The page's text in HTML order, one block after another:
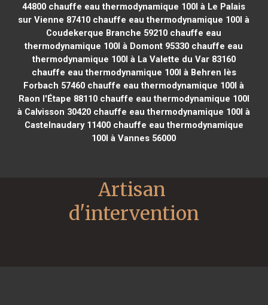
44800 chauffe eau thermodynamique 100l à Le Palais
sur Vienne 87410 chauffe eau thermodynamique 100l à
Coudekerque Branche 59210 chauffe eau
thermodynamique 100l à Domont 95330 chauffe eau
thermodynamique 100l à La Valette du Var 83160
chauffe eau thermodynamique 100l à Behren lès
Forbach 57460 chauffe eau thermodynamique 100l à
Raon l'Étape 88110chauffe eau thermodynamique 100l
à Calvisson 30420 chauffe eau thermodynamique 100l à
Castelnaudary 11400chauffe eau thermodynamique
100l à Vannes 56000
Artisan
d'intervention